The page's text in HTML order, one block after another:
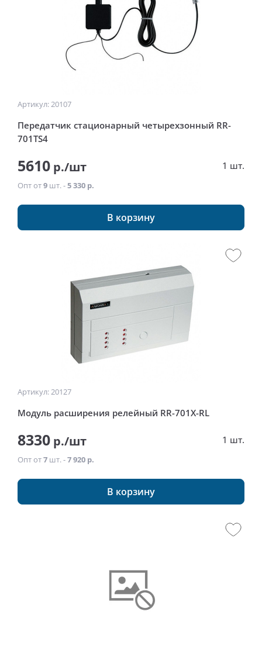
Артикул: 20107
Передатчик стационарный четырехзонный RR-
701TS4
5610 р./шт 1 шт.
Опт от9 шт. -5 330 р.
В корзину
Артикул: 20127
Модуль расширения релейный RR-701Х-RL
8330 р./шт 1 шт.
Опт от7 шт. -7 920 р.
В корзину